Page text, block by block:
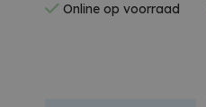
Online op voorraad